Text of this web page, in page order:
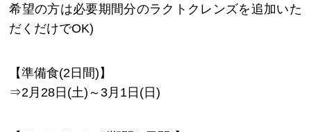
希望の方は必要期間分のラクトクレンズを追加いた
だくだけでOK)
【準備食(2日間)】
⇒2月28日(土)～3月1日(日)